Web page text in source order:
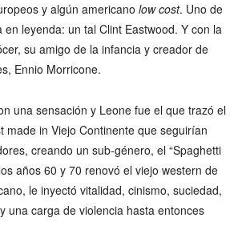
y algún americano low cost. Uno de
leyenda: un tal Clint Eastwood. Y con la
su amigo de la infancia y creador de
Ennio Morricone.
una sensación y Leone fue el que trazó el
made in Viejo Continente que seguirían
creando un sub-género, el “Spaghetti
años 60 y 70 renovó el viejo western de
le inyectó vitalidad, cinismo, suciedad,
una carga de violencia hasta entonces